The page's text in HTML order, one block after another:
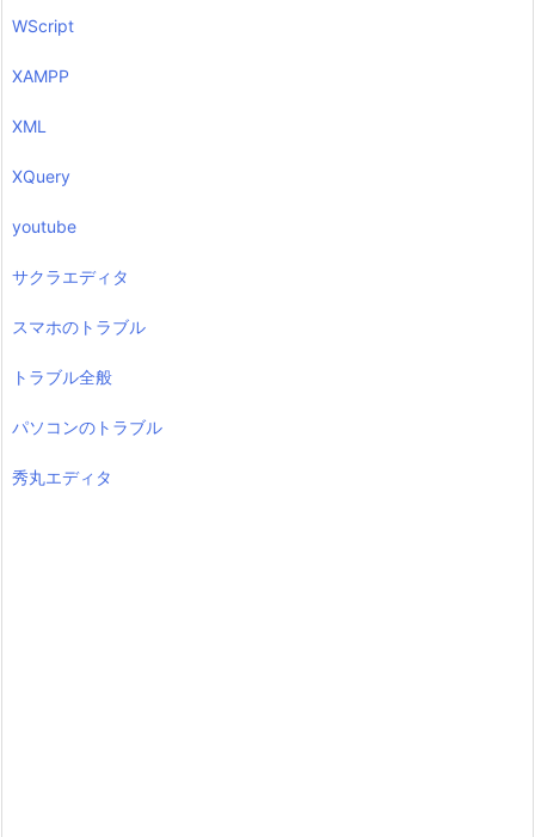
WScript
XAMPP
XML
XQuery
youtube
サクラエディタ
スマホのトラブル
トラブル全般
パソコンのトラブル
秀丸エディタ